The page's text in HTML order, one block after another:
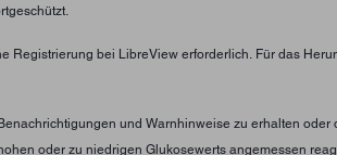
Registrierung bei LibreView erforderlich. Für das
und Warnhinweise zu erhalten
oder zu niedrigen Glukosewerts angemessen